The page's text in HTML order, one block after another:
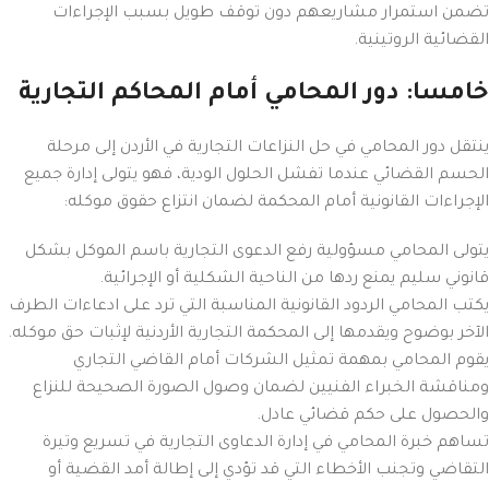
تضمن استمرار مشاريعهم دون توقف طويل بسبب الإجراءات
القضائية الروتينية.
خامسا: دور المحامي أمام المحاكم التجارية
ينتقل دور المحامي في حل النزاعات التجارية في الأردن إلى مرحلة
الحسم القضائي عندما تفشل الحلول الودية، فهو يتولى إدارة جميع
الإجراءات القانونية أمام المحكمة لضمان انتزاع حقوق موكله:
يتولى المحامي مسؤولية رفع الدعوى التجارية باسم الموكل بشكل
قانوني سليم يمنع ردها من الناحية الشكلية أو الإجرائية.
يكتب المحامي الردود القانونية المناسبة التي ترد على ادعاءات الطرف
الآخر بوضوح ويقدمها إلى المحكمة التجارية الأردنية لإثبات حق موكله.
يقوم المحامي بمهمة تمثيل الشركات أمام القاضي التجاري
ومناقشة الخبراء الفنيين لضمان وصول الصورة الصحيحة للنزاع
والحصول على حكم قضائي عادل.
تساهم خبرة المحامي في إدارة الدعاوى التجارية في تسريع وتيرة
التقاضي وتجنب الأخطاء التي قد تؤدي إلى إطالة أمد القضية أو